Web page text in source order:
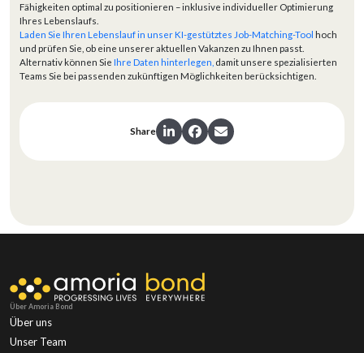
Fähigkeiten optimal zu positionieren – inklusive individueller Optimierung
Ihres Lebenslaufs.
Laden Sie Ihren Lebenslauf in unser KI-gestütztes Job-Matching-Tool hoch
und prüfen Sie, ob eine unserer aktuellen Vakanzen zu Ihnen passt.
Alternativ können Sie Ihre Daten hinterlegen, damit unsere spezialisierten
Teams Sie bei passenden zukünftigen Möglichkeiten berücksichtigen.
Share
Über Amoria Bond
Über uns
Unser Team